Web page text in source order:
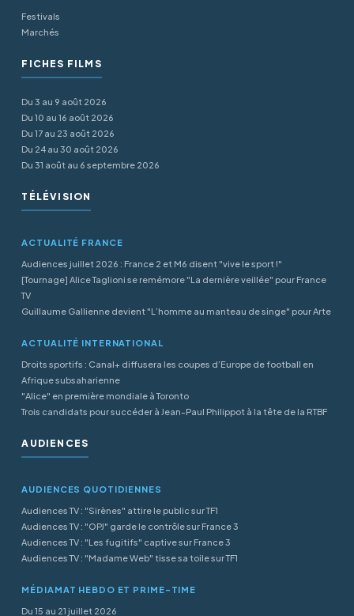
Festivals
Marchés
FICHES FILMS
Du 3 au 9 août 2026
Du 10 au 16 août 2026
Du 17 au 23 août 2026
Du 24 au 30 août 2026
Du 31 août au 6 septembre 2026
TÉLÉVISION
ACTUALITÉ FRANCE
Audiences juillet 2026 : France 2 et M6 disent "vive le sport !"
[Tournage] Alice Taglioni se remémore "La dernière veillée" pour France
TV
Guillaume Gallienne devient "L’homme au manteau de singe" pour Arte
ACTUALITÉ INTERNATIONAL
Droits sportifs : Canal+ diffusera les coupes d’Europe de football en
Afrique subsaharienne
"Alice" en première mondiale à Toronto
Trois candidats pour succéder à Jean-Paul Philippot à la tête de la RTBF
AUDIENCES
AUDIENCES QUOTIDIENNES
Audiences TV : "Sirènes" attire le public sur TF1
Audiences TV : "OPJ" garde le contrôle sur France 3
Audiences TV : "Les fugitifs" captive sur France 3
Audiences TV : "Madame Web" tisse sa toile sur TF1
MÉDIAMAT HEBDO ET PRIME-TIME
Du 15 au 21 juillet 2026